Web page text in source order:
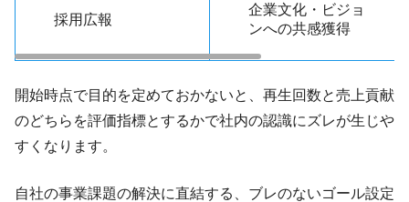
採用広報
企業文化・ビジョ
ンへの共感獲得
開始時点で目的を定めておかないと、再生回数と売上貢献
のどちらを評価指標とするかで社内の認識にズレが生じや
すくなります。
自社の事業課題の解決に直結する、ブレのないゴール設定